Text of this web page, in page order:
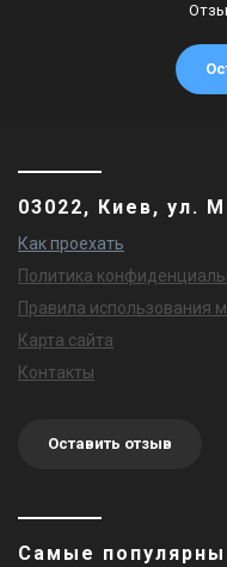
03022, Киев, ул.
Как проехать
Политика
Правила использования
Карта сайта
Контакты
Оставить отзыв
Самые